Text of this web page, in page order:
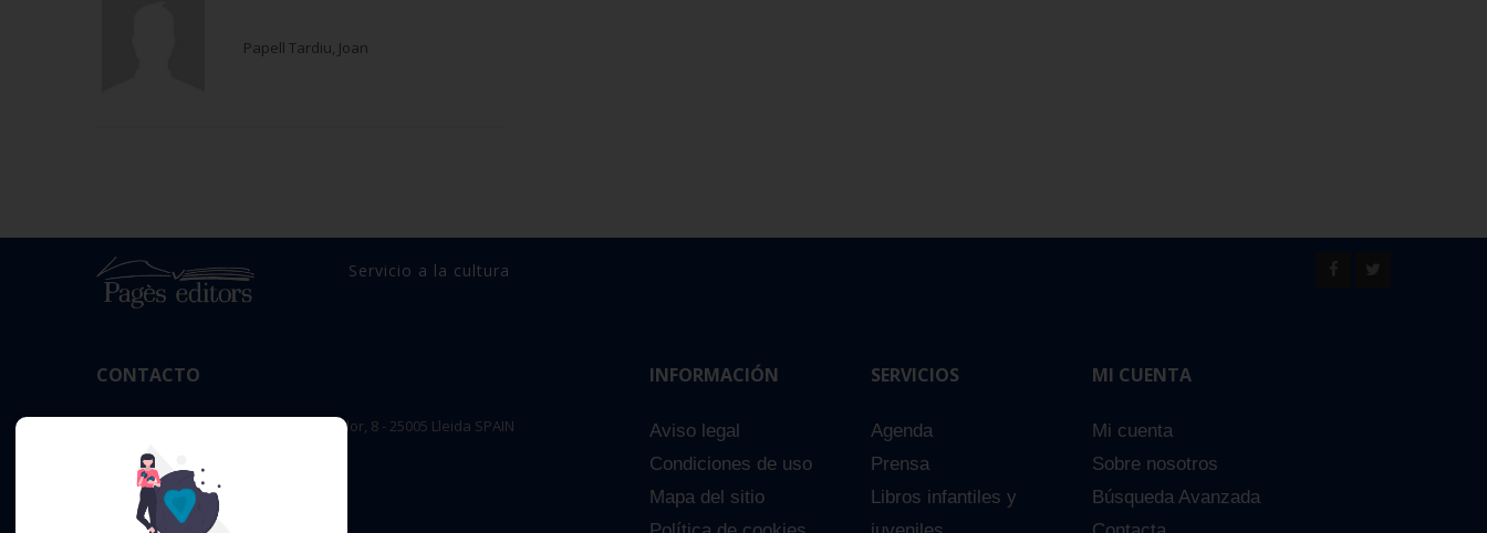
Papell Tardiu, Joan
Servicio a la cultura
CONTACTO
OFICINA PRINCIPAL : c/ Sant Salvador, 8 - 25005 Lleida SPAIN
editorial@pageseditors.cat
Teléfono: 973 23 66 11
INFORMACIÓN
Aviso legal
Condiciones de uso
Mapa del sitio
SERVICIOS
Agenda
Prensa
Libros infantiles y
MI CUENTA
Mi cuenta
Sobre nosotros
Búsqueda Avanzada